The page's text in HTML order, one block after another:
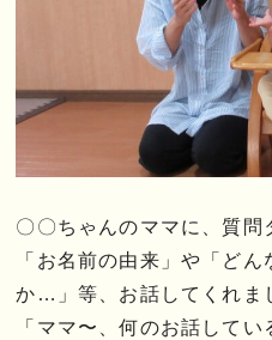
〇〇ちゃんのママに、質問
「お名前の由来」や「ど
か…」等、お話してくれま
「ママ〜、何のお話してい